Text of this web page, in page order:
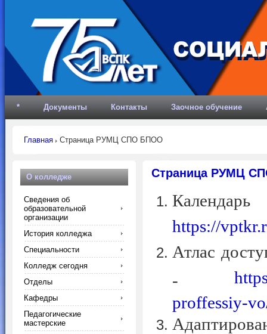
* Документы Контакты Заочное обучение
Главная Страница РУМЦ СПО БПОО
Страница РУМЦ
https://
Атлас
-
proffessiy-
О колледже
Сведения об
образовательной
организации
История колледжа
Специальности
Колледж сегодня
Отделы
Кафедры
Педагогические
мастерские